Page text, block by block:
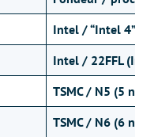
Intel / “Intel 4”
Intel / 22FFL
TSMC / N5 (5
TSMC / N6 (6